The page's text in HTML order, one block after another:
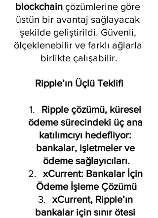
blockchain çözümlerine göre
üstün bir avantaj sağlayacak
şekilde geliştirildi. Güvenli,
ölçeklenebilir ve farklı ağlarla
birlikte çalışabilir.
Ripple’ın Üçlü Teklifi
Ripple çözümü, küresel
ödeme sürecindeki üç ana
katılımcıyı hedefliyor:
bankalar, işletmeler ve
ödeme sağlayıcıları.
xCurrent: Bankalar İçin
Ödeme İşleme Çözümü
xCurrent, Ripple’ın
bankalar için sınır ötesi